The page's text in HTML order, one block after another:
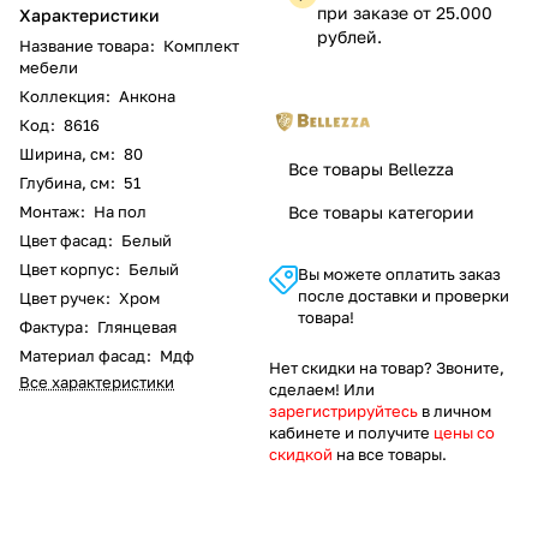
Характеристики
Название товара: Комплект
мебели
Коллекция: Анкона
Код: 8616
Ширина, см: 80
Глубина, см: 51
Монтаж: На пол
Цвет фасад: Белый
Цвет корпус: Белый
Цвет ручек: Хром
Фактура: Глянцевая
Материал фасад: Мдф
Все характеристики
при заказе от 25.000
рублей.
Все товары Bellezza
Все товары категории
Вы можете оплатить заказ
после доставки и проверки
товара!
Нет скидки на товар? Звоните,
сделаем! Или
зарегистрируйтесь в личном
кабинете и получите цены со
скидкой на все товары.